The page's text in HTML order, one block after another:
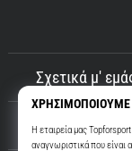
Σχετικά μ'
Εξυπηρέτηση